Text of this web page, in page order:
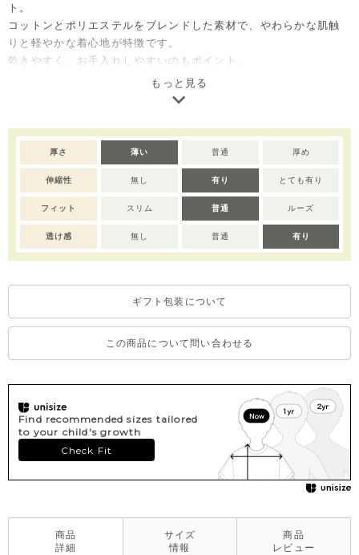
ト。
コットンとポリエステルをブレンドした素材で、やわらかな肌触
りと軽やかな着心地が特徴です。
乾きやすく、お手入れしやすいのもポイント。
ご自宅用としてはもちろん、出産祝いやベビー服のギフトとして
も喜ばれるセットアイテムです。
※撮影･モニター環境等により実際の商品の色味と異なって見える
場合がございます。
※デリケートな素材を使用しているため、乾燥機のご使用はお控
えいただくことをおすすめします。
※濃色部分は、摩擦や汗・雨などにより、他の衣類や下着、バッ
グ等に色移りする場合がございます。淡色のものとの組み合わせ
や着用の際は、十分ご注意ください。
※色移りを防ぐため、手洗い後はタオルで軽く水気を取り、形を
もっと見る
厚さ 薄い 普通 厚め
伸縮性 無し 有り とても有り
フィット スリム 普通 ルーズ
透け感 無し 普通 有り
ギフト包装について
この商品について問い合わせる
Find recommended sizes tailored
to your child's growth
Check Fit
商品
詳細
サイズ
情報
商品
レビュー